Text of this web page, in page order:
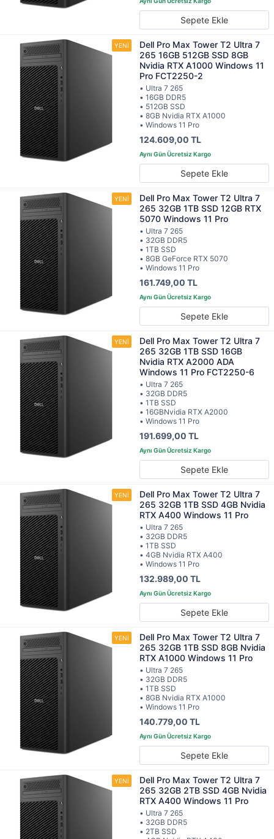
Sepete Ekle
Dell Pro Max Tower T2 Ultra 7
265 16GB 512GB SSD 8GB
Nvidia RTX A1000 Windows 11
Pro FCT2250-2
• Ultra 7 265
• 16GB DDR5
• 512GB SSD
• 8GB Nvidia RTX A1000
• Windows 11 Pro
124.609,00 TL
Sepete Ekle
Dell Pro Max Tower T2 Ultra 7
265 32GB 1TB SSD 12GB RTX
5070 Windows 11 Pro
• Ultra 7 265
• 32GB DDR5
• 1TB SSD
• 8GB GeForce RTX 5070
• Windows 11 Pro
161.749,00 TL
Sepete Ekle
Dell Pro Max Tower T2 Ultra 7
265 32GB 1TB SSD 16GB
Nvidia RTX A2000 ADA
Windows 11 Pro FCT2250-6
• Ultra 7 265
• 32GB DDR5
• 1TB SSD
• 16GBNvidia RTX A2000
• Windows 11 Pro
191.699,00 TL
Sepete Ekle
Dell Pro Max Tower T2 Ultra 7
265 32GB 1TB SSD 4GB Nvidia
RTX A400 Windows 11 Pro
• Ultra 7 265
• 32GB DDR5
• 1TB SSD
• 4GB Nvidia RTX A400
• Windows 11 Pro
132.989,00 TL
Sepete Ekle
Dell Pro Max Tower T2 Ultra 7
265 32GB 1TB SSD 8GB Nvidia
RTX A1000 Windows 11 Pro
• Ultra 7 265
• 32GB DDR5
• 1TB SSD
• 8GB Nvidia RTX A1000
• Windows 11 Pro
140.779,00 TL
Sepete Ekle
Dell Pro Max Tower T2 Ultra 7
265 32GB 2TB SSD 4GB Nvidia
RTX A400 Windows 11 Pro
• Ultra 7 265
• 32GB DDR5
• 2TB SSD